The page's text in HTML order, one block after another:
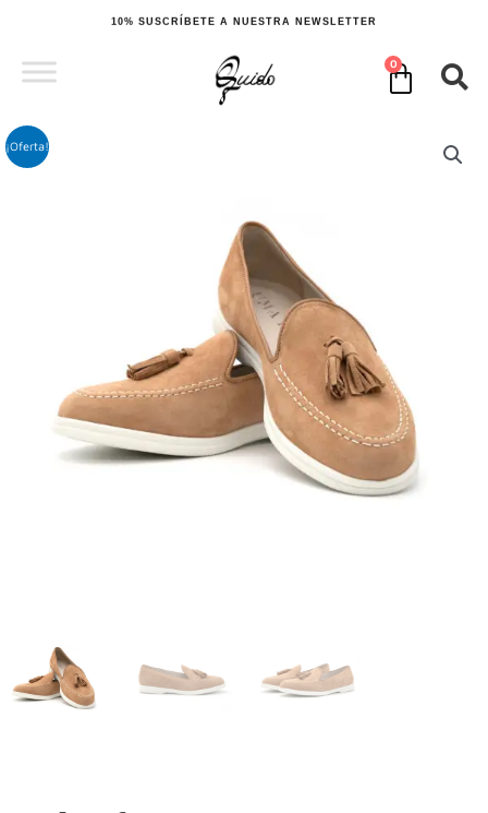
contenido
10% SUSCRÍBETE A NUESTRA NEWSLETTER
0
Cart
¡Oferta!